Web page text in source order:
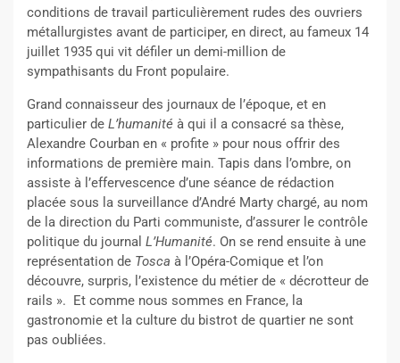
conditions de travail particulièrement rudes des ouvriers
métallurgistes avant de participer, en direct, au fameux 14
juillet 1935 qui vit défiler un demi-million de
sympathisants du Front populaire.
Grand connaisseur des journaux de l’époque, et en
particulier de L’humanité à qui il a consacré sa thèse,
Alexandre Courban en « profite » pour nous offrir des
informations de première main. Tapis dans l’ombre, on
assiste à l’effervescence d’une séance de rédaction
placée sous la surveillance d’André Marty chargé, au nom
de la direction du Parti communiste, d’assurer le contrôle
politique du journal L’Humanité. On se rend ensuite à une
représentation de Tosca à l’Opéra-Comique et l’on
découvre, surpris, l’existence du métier de « décrotteur de
rails ». Et comme nous sommes en France, la
gastronomie et la culture du bistrot de quartier ne sont
pas oubliées.